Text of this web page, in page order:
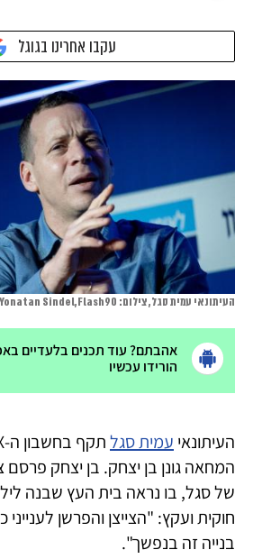
עקבו אחרינו בגוגל
העיתונאי עמית סגל, צילום: Yonatan Sindel,Flash90
אהבתם? עוד תכנים בלעדיים
הורידו עכשיו
העיתונאי עמית סגל
המחאה גונן בן יצחק. בן יצחק פרסם
של סגל, בו נראה בית העץ שבנה
חוקית ועקץ: "הצייצן והפרשן
בנייה זה בנפשך".